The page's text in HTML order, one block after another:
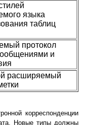
языка
таблиц
протокол
и
расширяемый
корреспонденции
Новые типы должны